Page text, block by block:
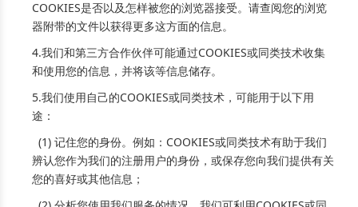
COOKIES是否以及怎样被您的浏览器接受。请查阅您的浏览
器附带的文件以获得更多这方面的信息。
4.我们和第三方合作伙伴可能通过COOKIES或同类技术收集
和使用您的信息，并将该等信息储存。
5.我们使用自己的COOKIES或同类技术，可能用于以下用
途：
(1) 记住您的身份。例如：COOKIES或同类技术有助于我们
辨认您作为我们的注册用户的身份，或保存您向我们提供有关
您的喜好或其他信息；